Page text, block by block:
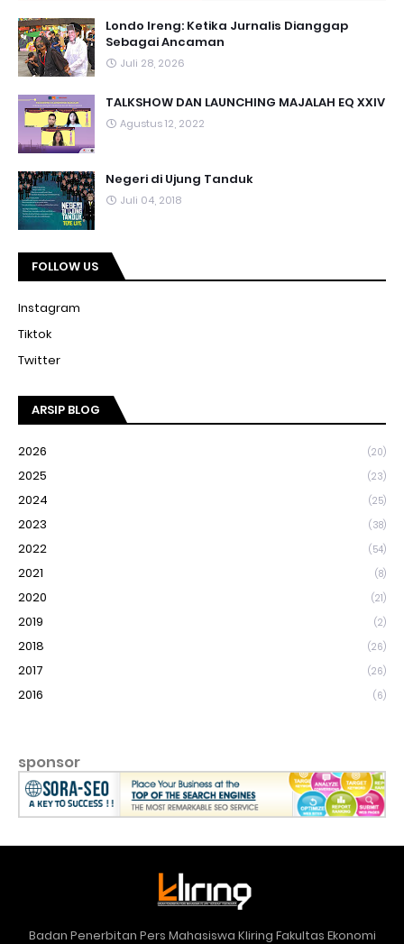
Londo Ireng: Ketika Jurnalis Dianggap
Sebagai Ancaman
Juli 28, 2026
TALKSHOW DAN LAUNCHING MAJALAH EQ XXIV
Agustus 12, 2022
Negeri di Ujung Tanduk
Juli 04, 2018
FOLLOW US
Instagram
Tiktok
Twitter
ARSIP BLOG
2026 (20)
2025 (23)
2024 (25)
2023 (38)
2022 (54)
2021 (8)
2020 (21)
2019 (2)
2018 (26)
2017 (26)
2016 (6)
sponsor
Badan Penerbitan Pers Mahasiswa Kliring Fakultas Ekonomi